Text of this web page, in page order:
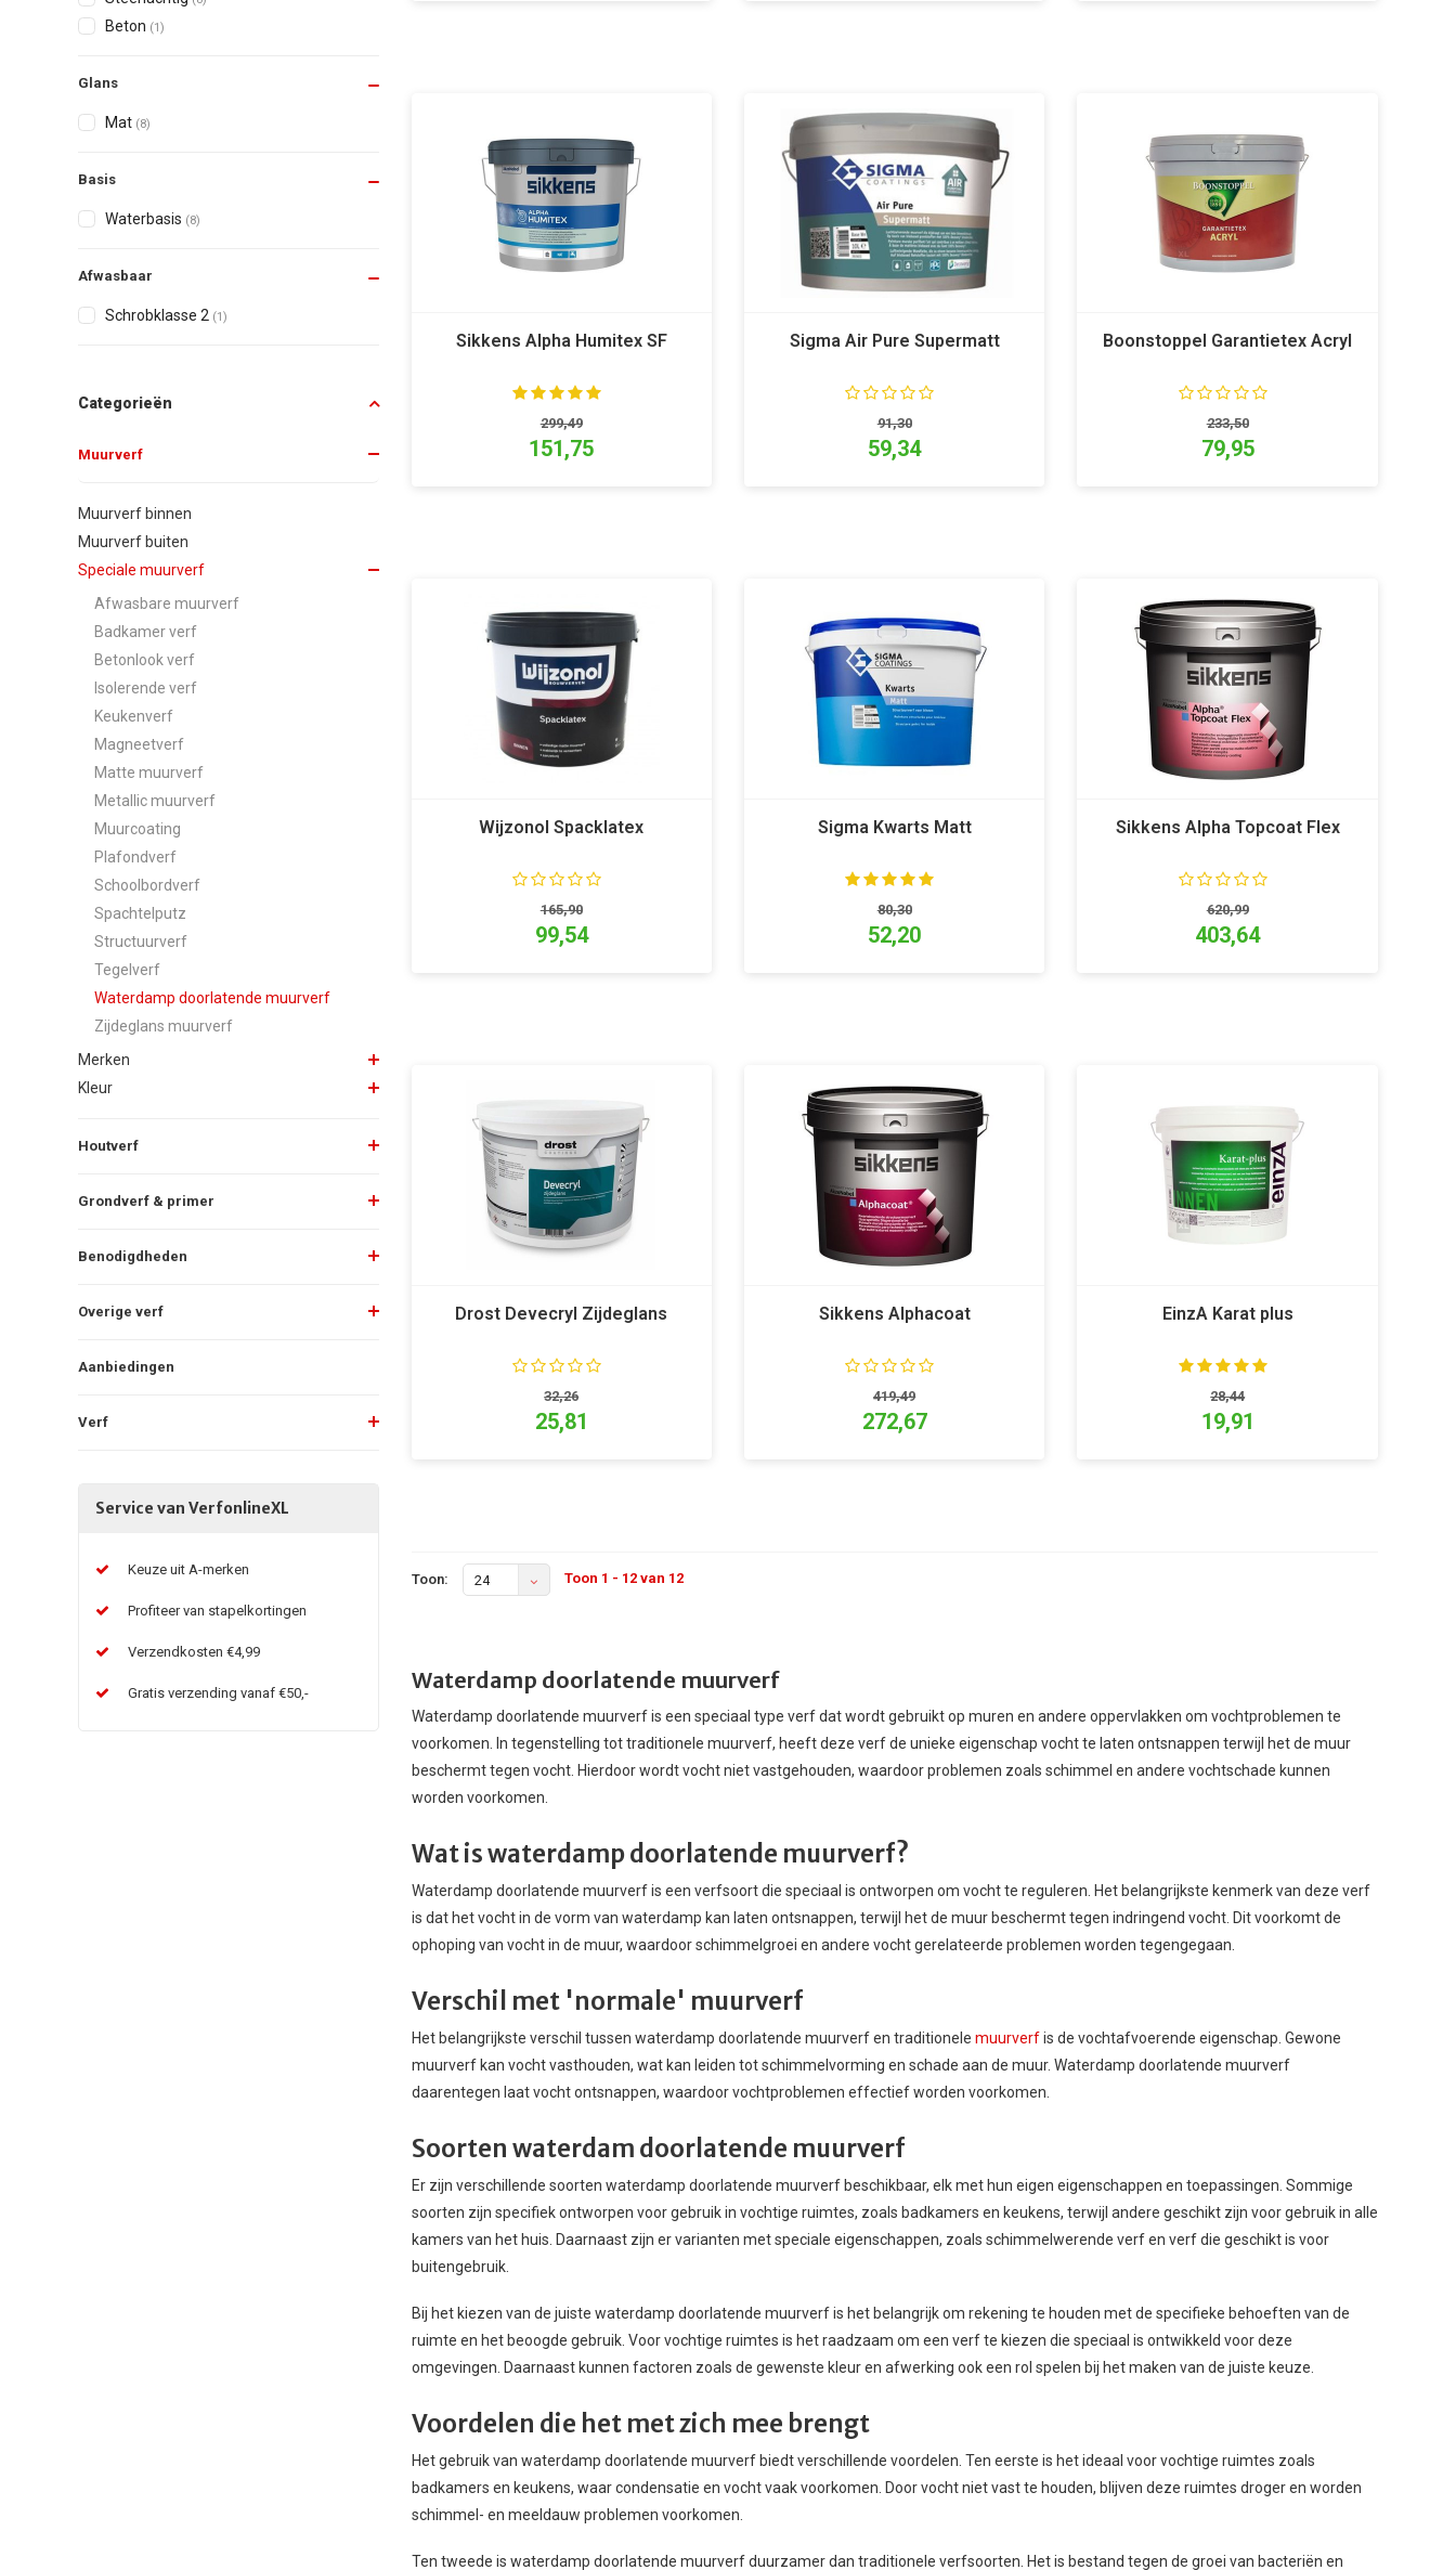
Beton (1)
Glans
Mat (8)
Basis
Waterbasis (8)
Afwasbaar
Schrobklasse 2 (1)
Categorieën
Muurverf
Muurverf binnen
Muurverf buiten
Speciale muurverf
Afwasbare muurverf
Badkamer verf
Betonlook verf
Isolerende verf
Keukenverf
Magneetverf
Matte muurverf
Metallic muurverf
Muurcoating
Plafondverf
Schoolbordverf
Spachtelputz
Structuurverf
Tegelverf
Waterdamp doorlatende muurverf
Zijdeglans muurverf
Merken
Kleur
Houtverf
Grondverf & primer
Benodigdheden
Overige verf
Aanbiedingen
Verf
Service van VerfonlineXL
Keuze uit A-merken
Profiteer van stapelkortingen
Verzendkosten €4,99
Gratis verzending vanaf €50,-
Sikkens Alpha Humitex SF
299,49
151,75
Sigma Air Pure Supermatt
91,30
59,34
Boonstoppel Garantietex Acryl
233,50
79,95
Wijzonol Spacklatex
165,90
99,54
Sigma Kwarts Matt
80,30
52,20
Sikkens Alpha Topcoat Flex
620,99
403,64
Drost Devecryl Zijdeglans
32,26
25,81
Sikkens Alphacoat
419,49
272,67
EinzA Karat plus
28,44
19,91
Toon: 24 Toon 1 - 12 van 12
Waterdamp doorlatende muurverf
Waterdamp doorlatende muurverf is een speciaal type verf dat wordt gebruikt op muren en andere oppervlakken om vochtproblemen te
voorkomen. In tegenstelling tot traditionele muurverf, heeft deze verf de unieke eigenschap vocht te laten ontsnappen terwijl het de muur
beschermt tegen vocht. Hierdoor wordt vocht niet vastgehouden, waardoor problemen zoals schimmel en andere vochtschade kunnen
worden voorkomen.
Wat is waterdamp doorlatende muurverf?
Waterdamp doorlatende muurverf is een verfsoort die speciaal is ontworpen om vocht te reguleren. Het belangrijkste kenmerk van deze verf
is dat het vocht in de vorm van waterdamp kan laten ontsnappen, terwijl het de muur beschermt tegen indringend vocht. Dit voorkomt de
ophoping van vocht in de muur, waardoor schimmelgroei en andere vocht gerelateerde problemen worden tegengegaan.
Verschil met 'normale' muurverf
Het belangrijkste verschil tussen waterdamp doorlatende muurverf en traditionele muurverfis de vochtafvoerende eigenschap. Gewone
muurverf kan vocht vasthouden, wat kan leiden tot schimmelvorming en schade aan de muur. Waterdamp doorlatende muurverf
daarentegen laat vocht ontsnappen, waardoor vochtproblemen effectief worden voorkomen.
Soorten waterdam doorlatende muurverf
Er zijn verschillende soorten waterdamp doorlatende muurverf beschikbaar, elk met hun eigen eigenschappen en toepassingen. Sommige
soorten zijn specifiek ontworpen voor gebruik in vochtige ruimtes, zoals badkamers en keukens, terwijl andere geschikt zijn voor gebruik in alle
kamers van het huis. Daarnaast zijn er varianten met speciale eigenschappen, zoals schimmelwerende verf en verf die geschikt is voor
buitengebruik.
Bij het kiezen van de juiste waterdamp doorlatende muurverf is het belangrijk om rekening te houden met de specifieke behoeften van de
ruimte en het beoogde gebruik. Voor vochtige ruimtes is het raadzaam om een verf te kiezen die speciaal is ontwikkeld voor deze
omgevingen. Daarnaast kunnen factoren zoals de gewenste kleur en afwerking ook een rol spelen bij het maken van de juiste keuze.
Voordelen die het met zich mee brengt
Het gebruik van waterdamp doorlatende muurverf biedt verschillende voordelen. Ten eerste is het ideaal voor vochtige ruimtes zoals
badkamers en keukens, waar condensatie en vocht vaak voorkomen. Door vocht niet vast te houden, blijven deze ruimtes droger en worden
schimmel- en meeldauw problemen voorkomen.
Ten tweede is waterdamp doorlatende muurverf duurzamer dan traditionele verfsoorten. Het is bestand tegen de groei van bacteriën en